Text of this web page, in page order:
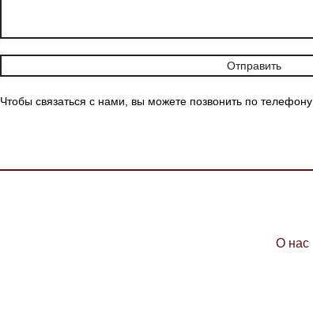
Чтобы связаться с нами, вы можете позвонить по телефону
О нас